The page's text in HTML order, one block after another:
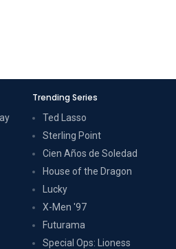
Trending Series
Ted Lasso
Sterling Point
Cien Años de Soledad
House of the Dragon
Lucky
X-Men '97
Futurama
Special Ops: Lioness